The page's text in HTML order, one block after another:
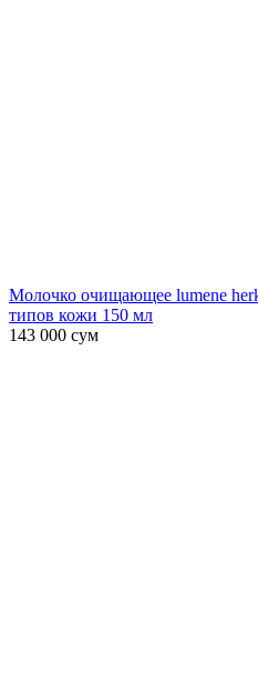
Молочко очищающее lumene
типов кожи 150 мл
143 000 сум